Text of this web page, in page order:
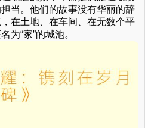
当。他们的故事没有华丽的辞
在土地、在车间、在无数个平
为“家”的城池。